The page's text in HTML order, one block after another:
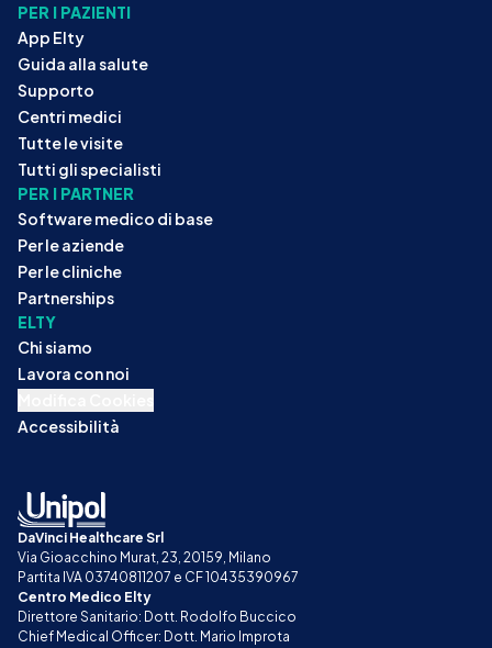
PER I PAZIENTI
App Elty
Guida alla salute
Supporto
Centri medici
Tutte le visite
Tutti gli specialisti
PER I PARTNER
Software medico di base
Per le aziende
Per le cliniche
Partnerships
ELTY
Chi siamo
Lavora con noi
Accessibilità
DaVinci Healthcare Srl
Via Gioacchino Murat, 23, 20159, Milano
Partita IVA 03740811207 e CF 10435390967
Centro Medico Elty
Direttore Sanitario: Dott. Rodolfo Buccico
Chief Medical Officer: Dott. Mario Improta